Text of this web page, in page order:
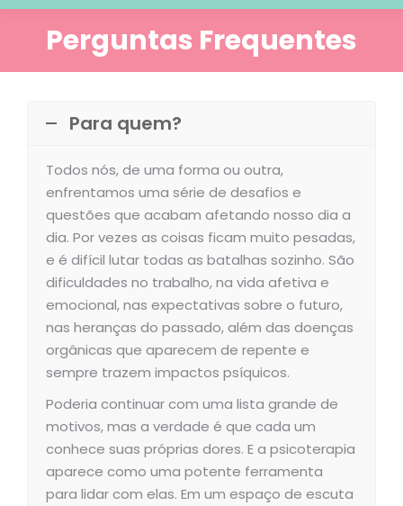
Perguntas Frequentes
Você está aqui:
Para quem?
Todos nós, de uma forma ou outra,
enfrentamos uma série de desafios e
questões que acabam afetando nosso dia a
dia. Por vezes as coisas ficam muito pesadas,
e é difícil lutar todas as batalhas sozinho. São
dificuldades no trabalho, na vida afetiva e
emocional, nas expectativas sobre o futuro,
nas heranças do passado, além das doenças
orgânicas que aparecem de repente e
sempre trazem impactos psíquicos.
Poderia continuar com uma lista grande de
motivos, mas a verdade é que cada um
conhece suas próprias dores. E a psicoterapia
aparece como uma potente ferramenta
para lidar com elas. Em um espaço de escuta